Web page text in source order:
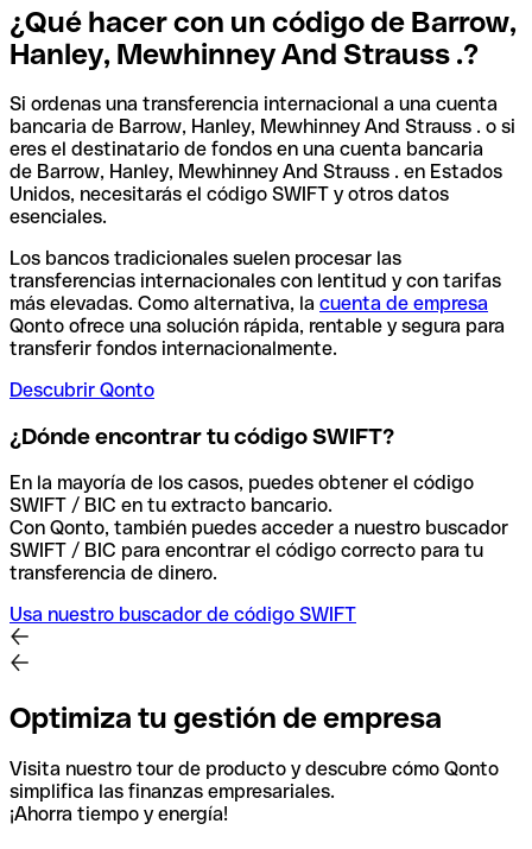
¿Qué hacer con un código de Barrow,
Hanley, Mewhinney And Strauss .?
Si ordenas una transferencia internacional a una cuenta
bancaria de Barrow, Hanley, Mewhinney And Strauss . o si
eres el destinatario de fondos en una cuenta bancaria
de Barrow, Hanley, Mewhinney And Strauss . en Estados
Unidos, necesitarás el código SWIFT y otros datos
esenciales.
Los bancos tradicionales suelen procesar las
transferencias internacionales con lentitud y con tarifas
más elevadas. Como alternativa, la cuenta de empresa
Qonto ofrece una solución rápida, rentable y segura para
transferir fondos internacionalmente.
Descubrir Qonto
¿Dónde encontrar tu código SWIFT?
En la mayoría de los casos, puedes obtener el código
SWIFT / BIC en tu extracto bancario.
Con Qonto, también puedes acceder a nuestro buscador
SWIFT / BIC para encontrar el código correcto para tu
transferencia de dinero.
Usa nuestro buscador de código SWIFT
Optimiza tu gestión de empresa
Visita nuestro tour de producto y descubre cómo Qonto
simplifica las finanzas empresariales.
¡Ahorra tiempo y energía!